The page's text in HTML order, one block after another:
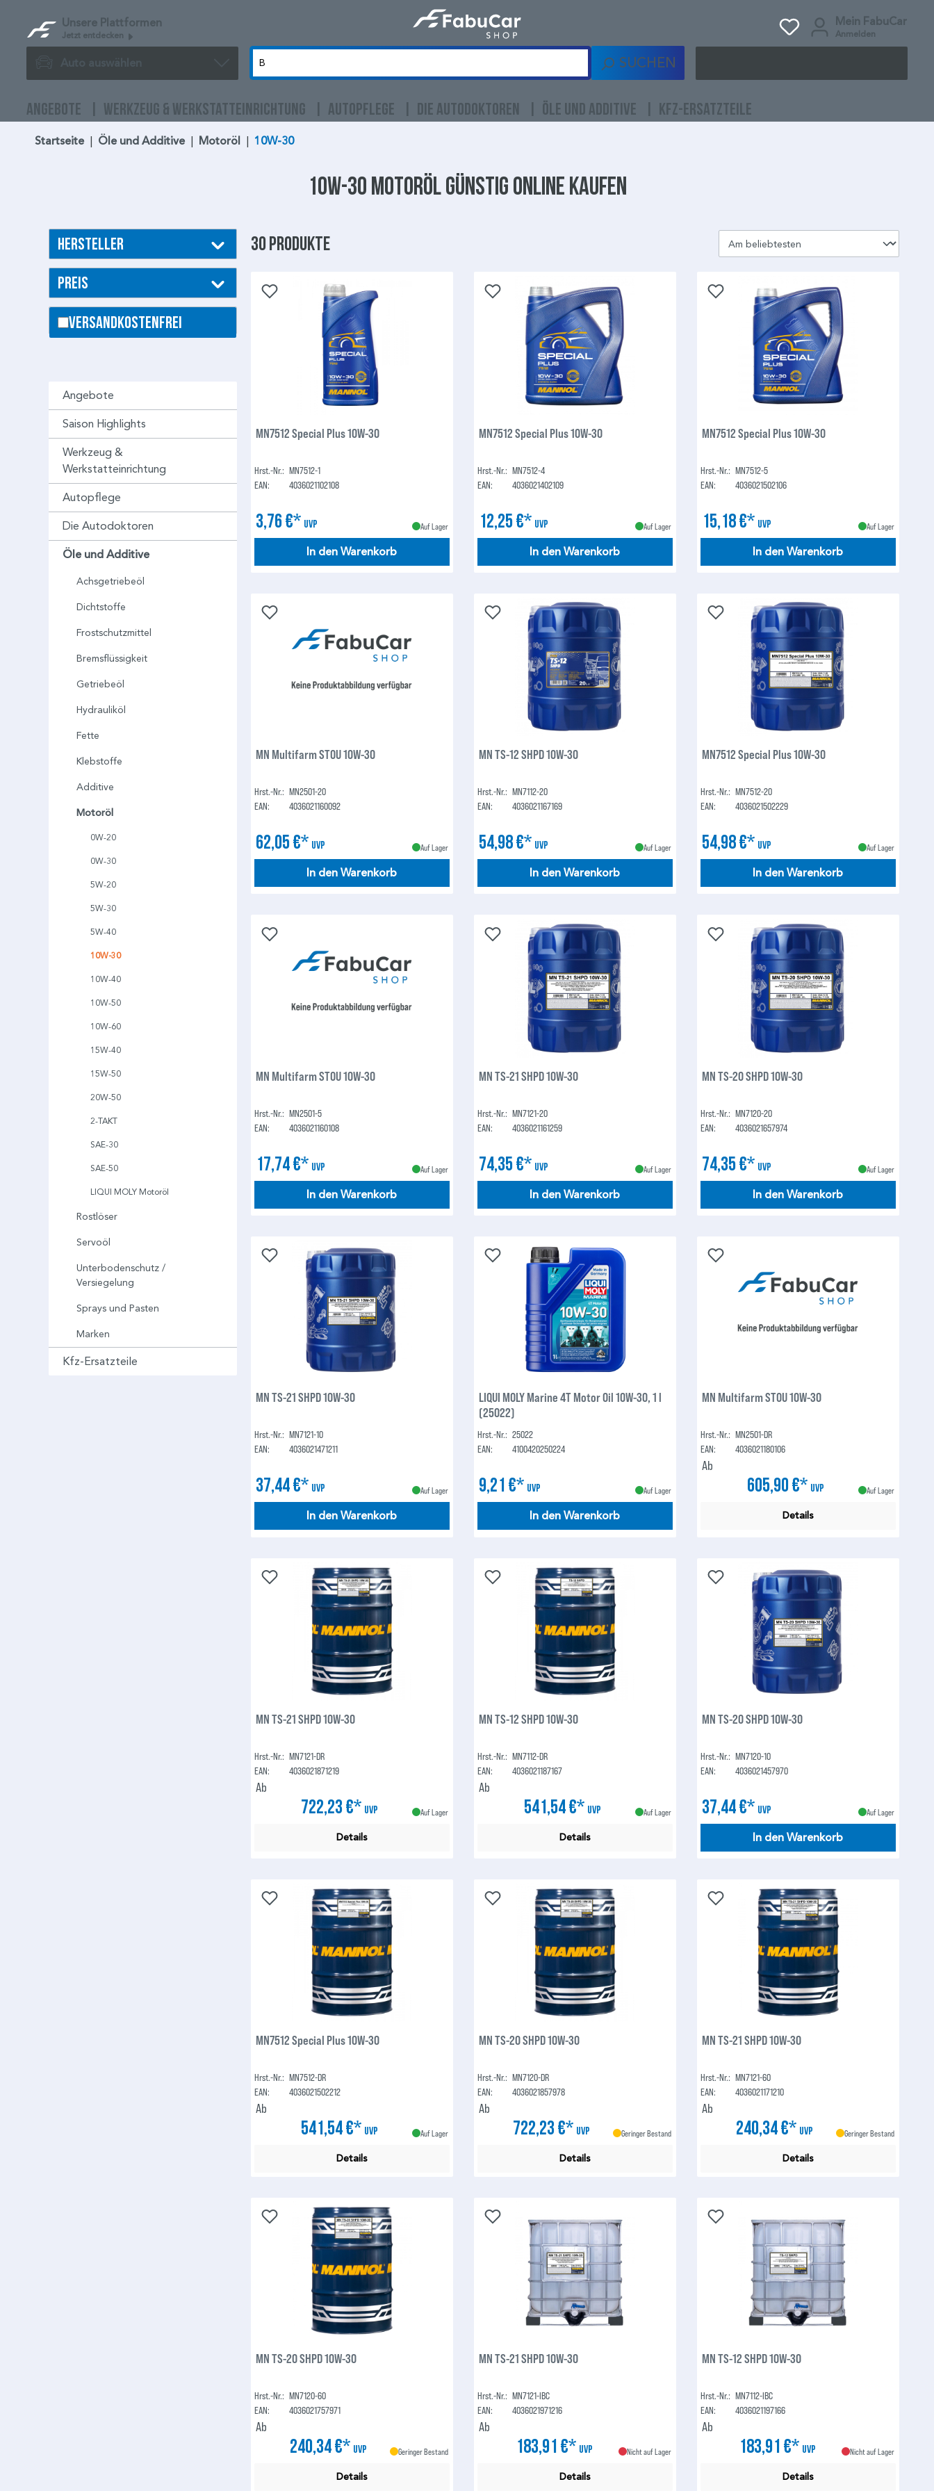
Unsere Plattformen
Jetzt entdecken
Mein FabuCar
Anmelden
Auto auswählen SUCHEN
ANGEBOTE WERKZEUG & WERKSTATTEINRICHTUNG AUTOPFLEGE DIE AUTODOKTOREN ÖLE UND ADDITIVE KFZ-ERSATZTEILE
Startseite Öle und Additive Motoröl 10W-30
10W-30 Motorölgünstig online kaufen
Hersteller
Preis
Versandkostenfrei
Angebote
Saison Highlights
Werkzeug &
Werkstatteinrichtung
Autopflege
Die Autodoktoren
Öle und Additive
Achsgetriebeöl
Dichtstoffe
Frostschutzmittel
Bremsflüssigkeit
Getriebeöl
Hydrauliköl
Fette
Klebstoffe
Additive
Motoröl
0W-20
0W-30
5W-20
5W-30
5W-40
10W-30
10W-40
10W-50
10W-60
15W-40
15W-50
20W-50
2-TAKT
SAE-30
SAE-50
LIQUI MOLY Motoröl
Rostlöser
Servoöl
Unterbodenschutz /
Versiegelung
Sprays und Pasten
Marken
Kfz-Ersatzteile
30 Produkte
MN7512 Special Plus 10W-30
Hrst.-Nr.: MN7512-1
EAN:
4036021102108
3,76 €* UVP Auf Lager
In den Warenkorb
MN7512 Special Plus 10W-30
Hrst.-Nr.: MN7512-4
EAN:
4036021402109
12,25 €* UVP Auf Lager
In den Warenkorb
MN7512 Special Plus 10W-30
Hrst.-Nr.: MN7512-5
EAN:
4036021502106
15,18 €* UVP Auf Lager
In den Warenkorb
MN Multifarm STOU 10W-30
Hrst.-Nr.: MN2501-20
EAN:
4036021160092
62,05 €* UVP Auf Lager
In den Warenkorb
MN TS-12 SHPD 10W-30
Hrst.-Nr.: MN7112-20
EAN:
4036021167169
54,98 €* UVP Auf Lager
In den Warenkorb
MN7512 Special Plus 10W-30
Hrst.-Nr.: MN7512-20
EAN:
4036021502229
54,98 €* UVP Auf Lager
In den Warenkorb
MN Multifarm STOU 10W-30
Hrst.-Nr.: MN2501-5
EAN:
4036021160108
17,74 €* UVP Auf Lager
In den Warenkorb
MN TS-21 SHPD 10W-30
Hrst.-Nr.: MN7121-20
EAN:
4036021161259
74,35 €* UVP Auf Lager
In den Warenkorb
MN TS-20 SHPD 10W-30
Hrst.-Nr.: MN7120-20
EAN:
4036021657974
74,35 €* UVP Auf Lager
In den Warenkorb
MN TS-21 SHPD 10W-30
Hrst.-Nr.: MN7121-10
EAN:
4036021471211
37,44 €* UVP Auf Lager
In den Warenkorb
LIQUI MOLY Marine 4T Motor Oil 10W-30, 1 l
(25022)
Hrst.-Nr.: 25022
EAN:
4100420250224
9,21 €* UVP Auf Lager
In den Warenkorb
MN Multifarm STOU 10W-30
Hrst.-Nr.: MN2501-DR
EAN:
4036021180106
Ab
605,90 €* UVP Auf Lager
Details
MN TS-21 SHPD 10W-30
Hrst.-Nr.: MN7121-DR
EAN:
4036021871219
Ab
722,23 €* UVP Auf Lager
Details
MN TS-12 SHPD 10W-30
Hrst.-Nr.: MN7112-DR
EAN:
4036021187167
Ab
541,54 €* UVP Auf Lager
Details
MN TS-20 SHPD 10W-30
Hrst.-Nr.: MN7120-10
EAN:
4036021457970
37,44 €* UVP Auf Lager
In den Warenkorb
MN7512 Special Plus 10W-30
Hrst.-Nr.: MN7512-DR
EAN:
4036021502212
Ab
541,54 €* UVP Auf Lager
Details
MN TS-20 SHPD 10W-30
Hrst.-Nr.: MN7120-DR
EAN:
4036021857978
Ab
722,23 €* UVP Geringer Bestand
Details
MN TS-21 SHPD 10W-30
Hrst.-Nr.: MN7121-60
EAN:
4036021171210
Ab
240,34 €* UVP Geringer Bestand
Details
MN TS-20 SHPD 10W-30
Hrst.-Nr.: MN7120-60
EAN:
4036021757971
Ab
240,34 €* UVP Geringer Bestand
Details
MN TS-21 SHPD 10W-30
Hrst.-Nr.: MN7121-IBC
EAN:
4036021971216
Ab
183,91 €* UVP Nicht auf Lager
Details
MN TS-12 SHPD 10W-30
Hrst.-Nr.: MN7112-IBC
EAN:
4036021197166
Ab
183,91 €* UVP Nicht auf Lager
Details